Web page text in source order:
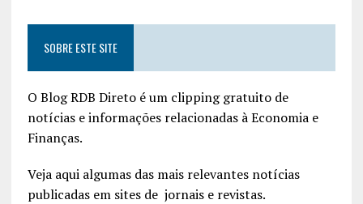
SOBRE ESTE SITE
O Blog RDB Direto é um clipping gratuito de
notícias e informações relacionadas à Economia e
Finanças.
Veja aqui algumas das mais relevantes notícias
publicadas em sites de jornais e revistas.